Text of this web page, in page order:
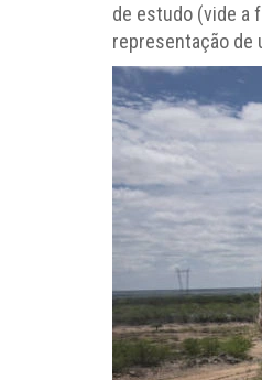
de estudo (vide a
representação de